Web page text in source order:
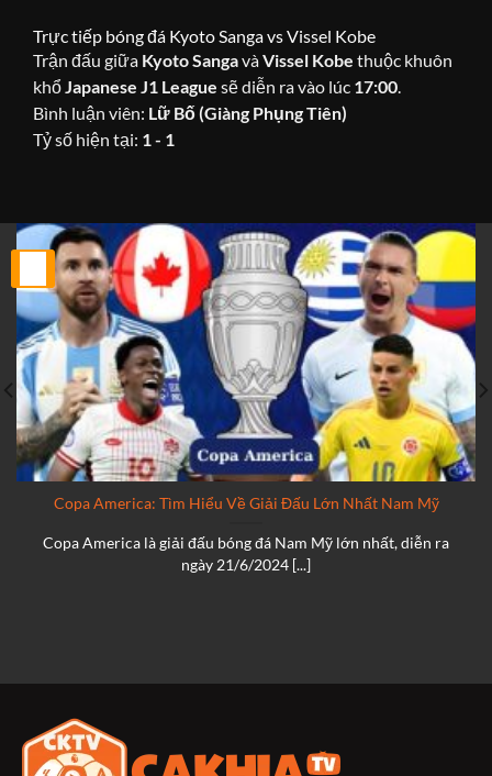
Trực tiếp bóng đá Kyoto Sanga vs Vissel Kobe
Trận đấu giữa Kyoto SangavàVissel Kobe thuộc khuôn
khổJapanese J1 League sẽ diễn ra vào lúc 17:00.
Bình luận viên: Lữ Bố (Giàng Phụng Tiên)
Tỷ số hiện tại: 1 - 1
Copa America: Tìm Hiểu Về Giải Đấu Lớn Nhất Nam Mỹ
Copa America là giải đấu bóng đá Nam Mỹ lớn nhất, diễn ra
ngày 21/6/2024 [...]